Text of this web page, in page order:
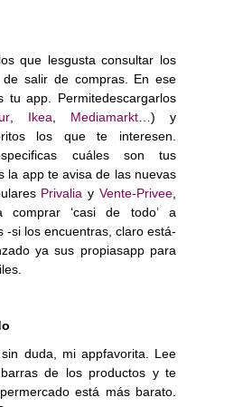
que lesgusta consultar los
de salir de compras. En ese
tu app. Permitedescargarlos
Ikea Mediamarkt …) y
los que te interesen.
cuáles son tus
la app te avisa de las nuevas
Privalia y Vente-Privee
comprar ‘casi de todo’ a
-si los encuentras, claro está-
ya sus propiasapp para
duda, mi appfavorita. Lee
de los productos y te
está más barato.